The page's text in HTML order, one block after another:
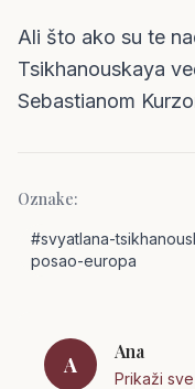
Ali što ako su te
Tsikhanouskaya
Sebastianom
Oznake:
#svyatlana-
posao-europa
A
Ana
Prikaži